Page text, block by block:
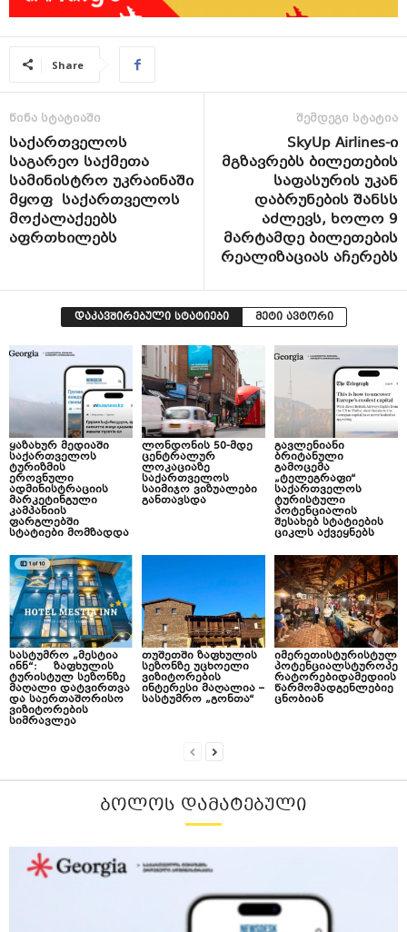
Share
წინა სტატიაში
საქართველოს
საგარეო საქმეთა
სამინისტრო უკრაინაში
მყოფ საქართველოს
მოქალაქეებს
აფრთხილებს
შემდეგი სტატია
SkyUp Airlines-ი
მგზავრებს ბილეთების
საფასურის უკან
დაბრუნების შანსს
აძლევს, ხოლო 9
მარტამდე ბილეთების
რეალიზაციას აჩერებს
დაკავშირებული სტატიები მეტი ავტორი
ყაზახურ მედიაში
საქართველოს
ტურიზმის
ეროვნული
ადმინისტრაციის
მარკეტინგული
კამპანიის
ფარგლებში
სტატიები მომზადდა
ლონდონის 50-მდე
ცენტრალურ
ლოკაციაზე
საქართველოს
საიმიჯო ვიზუალები
განთავსდა
გავლენიანი
ბრიტანული
გამოცემა
„ტელეგრაფი“
საქართველოს
ტურისტული
პოტენციალის
შესახებ სტატიების
ციკლს აქვეყნებს
სასტუმრო „მესტია
ინნ“: ზაფხულის
ტურისტულ სეზონზე
მაღალი დატვირთვა
და საერთაშორისო
ვიზიტორების
სიმრავლეა
თუშეთში ზაფხულის
სეზონზე უცხოელი
ვიზიტორების
ინტერესი მაღალია –
სასტუმრო „გონთა“
იმერეთისტურისტულ
პოტენციალსტუროპე
რატორებიდამედიის
წარმომადგენლებიე
ცნობიან
ᲑᲝᲚᲝᲡ ᲓᲐᲛᲐᲢᲔᲑᲣᲚᲘ